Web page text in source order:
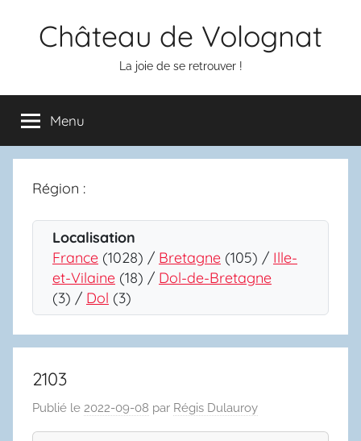
Château de Volognat
La joie de se retrouver !
Menu
Région :
Localisation
France (1028) / Bretagne (105) / Ille-
et-Vilaine (18) / Dol-de-Bretagne
(3) / Dol (3)
2103
Publié le 2022-09-08 par Régis Dulauroy